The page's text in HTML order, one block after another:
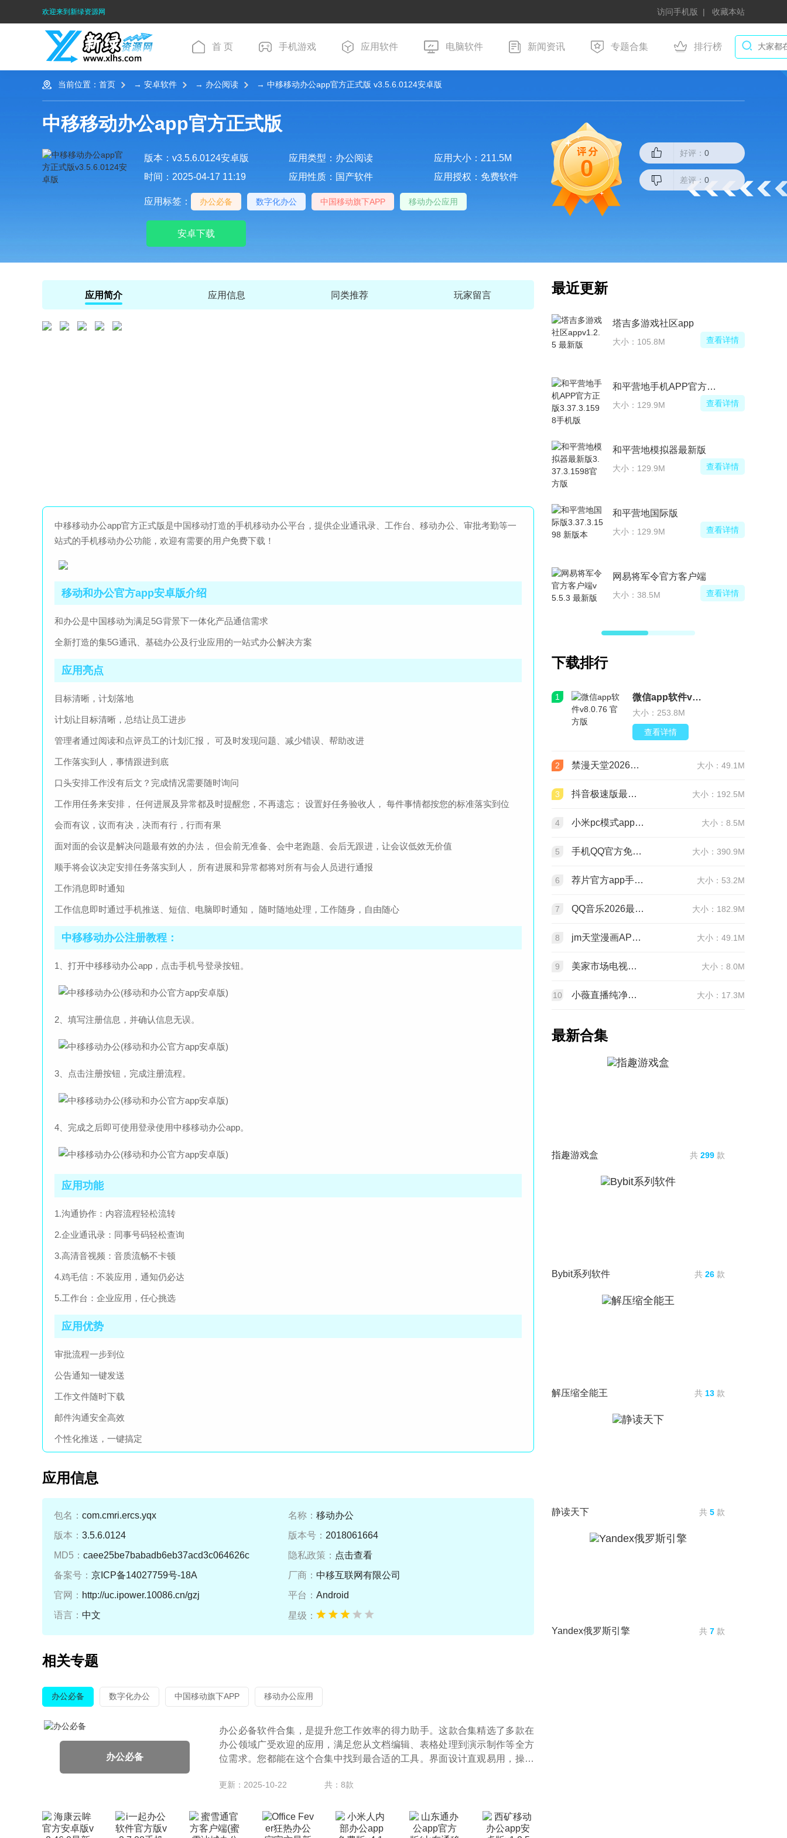
欢迎来到新绿资源网 访问手机版 收藏本站
首 页 手机游戏 应用软件 电脑软件 新闻资讯 专题合集 排行榜
当前位置： 首页 → 安卓软件 → 办公阅读 → 中移移动办公app官方正式版 v3.5.6.0124安卓版
中移移动办公app官方正式版
版本：v3.5.6.0124安卓版 应用类型：办公阅读
应用大小：211.5M
时间：2025-04-17 11:19
应用性质：国产软件 应用授权：免费软件
应用标签： 办公必备 数字化办公 中国移动旗下APP 移动办公应用
安卓下载
0
好评： 0
差评： 0
应用简介 应用信息 同类推荐 玩家留言
中移移动办公app官方正式版是中国移动打造的手机移动办公平台，提供企业通讯录、工作台、移动办公、审批考勤等一
站式的手机移动办公功能，欢迎有需要的用户免费下载！
移动和办公官方app安卓版介绍
和办公是中国移动为满足5G背景下一体化产品通信需求
全新打造的集5G通讯、基础办公及行业应用的一站式办公解决方案
应用亮点
目标清晰，计划落地
计划让目标清晰，总结让员工进步
管理者通过阅读和点评员工的计划汇报， 可及时发现问题、减少错误、帮助改进
工作落实到人，事情跟进到底
口头安排工作没有后文？完成情况需要随时询问
工作用任务来安排， 任何进展及异常都及时提醒您，不再遗忘； 设置好任务验收人， 每件事情都按您的标准落实到位
会而有议，议而有决，决而有行，行而有果
面对面的会议是解决问题最有效的办法， 但会前无准备、会中老跑题、会后无跟进，让会议低效无价值
顺手将会议决定安排任务落实到人， 所有进展和异常都将对所有与会人员进行通报
工作消息即时通知
工作信息即时通过手机推送、短信、电脑即时通知， 随时随地处理，工作随身，自由随心
中移移动办公注册教程：
1、打开中移移动办公app，点击手机号登录按钮。
2、填写注册信息，并确认信息无误。
3、点击注册按钮，完成注册流程。
4、完成之后即可使用登录使用中移移动办公app。
应用功能
1.沟通协作：内容流程轻松流转
2.企业通讯录：同事号码轻松查询
3.高清音视频：音质流畅不卡顿
4.鸡毛信：不装应用，通知仍必达
5.工作台：企业应用，任心挑选
应用优势
审批流程一步到位
公告通知一键发送
工作文件随时下载
邮件沟通安全高效
个性化推送，一键搞定
应用信息
包名： com.cmri.ercs.yqx 名称： 移动办公
版本： 3.5.6.0124 版本号： 2018061664
MD5： caee25be7babadb6eb37acd3c064626c 隐私政策： 点击查看
备案号： 京ICP备14027759号-18A 厂商： 中移互联网有限公司
官网： http://uc.ipower.10086.cn/gzj 平台： Android
语言： 中文 星级：
相关专题
办公必备 数字化办公 中国移动旗下APP 移动办公应用
办公必备
办公必备软件合集，是提升您工作效率的得力助手。这款合集精选了多款在
办公领域广受欢迎的应用，满足您从文档编辑、表格处理到演示制作等全方
位需求。您都能在这个合集中找到最合适的工具。界面设计直观易用，操作
更新：2025-10-22 共：8款
最近更新
塔吉多游戏社区app
大小：105.8M 查看详情
和平营地手机APP官方正版
大小：129.9M 查看详情
和平营地模拟器最新版
大小：129.9M 查看详情
和平营地国际版
大小：129.9M 查看详情
网易将军令官方客户端
大小：38.5M 查看详情
下载排行
1 微信app软件v8.0.76 官方版
大小：253.8M
查看详情
2 禁漫天堂2026最新版安装包(JMComic3)v2.0.29安卓版 大小：49.1M
3 抖音极速版最新版本官方版2026v39.7.0安卓版 大小：192.5M
4 小米pc模式app安装包(小米pc模式beta版)v12.1.208.5平板版 大小：8.5M
5 手机QQ官方免费最新版v9.3.25 官方正版 大小：390.9M
6 荐片官方app手机最新版v4.2.5安卓版 大小：53.2M
7 QQ音乐2026最新版app20.6.5.8 官方安卓版 大小：182.9M
8 jm天堂漫画APP安装包v2.0.29安卓最新版 大小：49.1M
9 美家市场电视版安装包v3.3.1安卓TV版 大小：8.0M
10 小薇直播纯净版tv版安装包v2.7.0.6足道纯净版 大小：17.3M
最新合集
指趣游戏盒 共 299 款
Bybit系列软件 共 26 款
解压缩全能王 共 13 款
静读天下 共 5 款
Yandex俄罗斯引擎 共 7 款